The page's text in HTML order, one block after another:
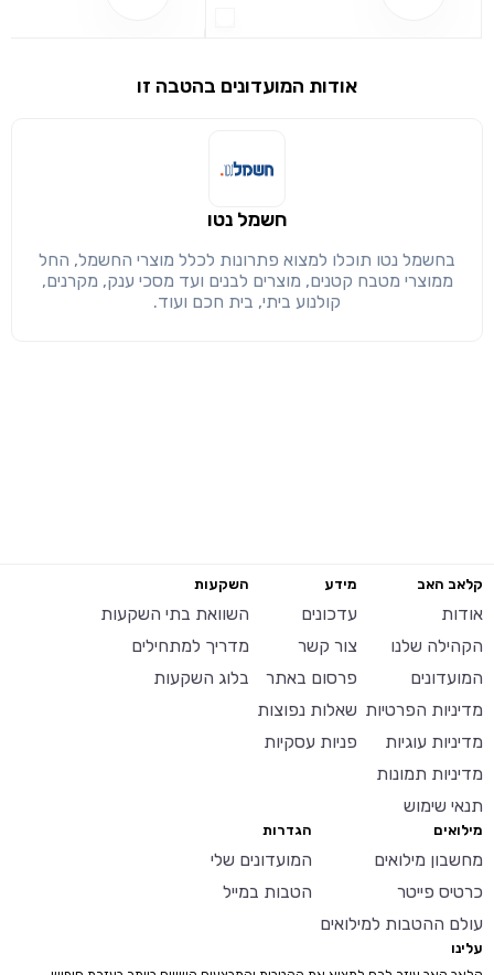
אודות המועדונים בהטבה זו
חשמל נטו
בחשמל נטו תוכלו למצוא פתרונות לכלל מוצרי החשמל, החל
ממוצרי מטבח קטנים, מוצרים לבנים ועד מסכי ענק, מקרנים,
קולנוע ביתי, בית חכם ועוד.
קלאב האב
אודות
הקהילה שלנו
המועדונים
מדיניות הפרטיות
מדיניות עוגיות
מדיניות תמונות
תנאי שימוש
מידע
עדכונים
צור קשר
פרסום באתר
שאלות נפוצות
פניות עסקיות
השקעות
השוואת בתי השקעות
מדריך למתחילים
בלוג השקעות
מילואים
מחשבון מילואים
כרטיס פייטר
עולם ההטבות למילואים
הגדרות
המועדונים שלי
הטבות במייל
עלינו